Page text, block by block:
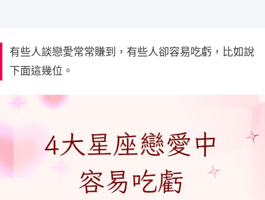
有些人談戀愛常常賺到，有些人卻容易吃虧，比如說
下面這幾位。